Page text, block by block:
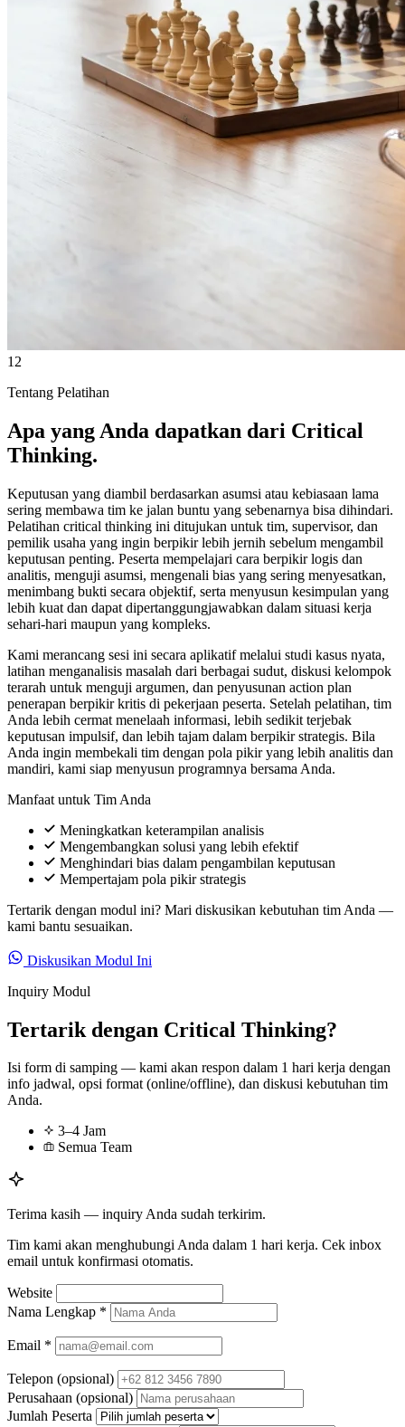
12
Tentang Pelatihan
Apa yang Anda dapatkan dari Critical
Thinking.
Keputusan yang diambil berdasarkan asumsi atau kebiasaan lama
sering membawa tim ke jalan buntu yang sebenarnya bisa dihindari.
Pelatihan critical thinking ini ditujukan untuk tim, supervisor, dan
pemilik usaha yang ingin berpikir lebih jernih sebelum mengambil
keputusan penting. Peserta mempelajari cara berpikir logis dan
analitis, menguji asumsi, mengenali bias yang sering menyesatkan,
menimbang bukti secara objektif, serta menyusun kesimpulan yang
lebih kuat dan dapat dipertanggungjawabkan dalam situasi kerja
sehari-hari maupun yang kompleks.
Kami merancang sesi ini secara aplikatif melalui studi kasus nyata,
latihan menganalisis masalah dari berbagai sudut, diskusi kelompok
terarah untuk menguji argumen, dan penyusunan action plan
penerapan berpikir kritis di pekerjaan peserta. Setelah pelatihan, tim
Anda lebih cermat menelaah informasi, lebih sedikit terjebak
keputusan impulsif, dan lebih tajam dalam berpikir strategis. Bila
Anda ingin membekali tim dengan pola pikir yang lebih analitis dan
mandiri, kami siap menyusun programnya bersama Anda.
Manfaat untuk Tim Anda
Meningkatkan keterampilan analisis
Mengembangkan solusi yang lebih efektif
Menghindari bias dalam pengambilan keputusan
Mempertajam pola pikir strategis
Tertarik dengan modul ini? Mari diskusikan kebutuhan tim Anda —
kami bantu sesuaikan.
Diskusikan Modul Ini
Inquiry Modul
Tertarik dengan Critical Thinking?
Isi form di samping — kami akan respon dalam 1 hari kerja dengan
info jadwal, opsi format (online/offline), dan diskusi kebutuhan tim
Anda.
3–4 Jam
Semua Team
Terima kasih — inquiry Anda sudah terkirim.
Tim kami akan menghubungi Anda dalam 1 hari kerja. Cek inbox
email untuk konfirmasi otomatis.
Website
Nama Lengkap *
Email *
Telepon (opsional)
Perusahaan (opsional)
Jumlah Peserta